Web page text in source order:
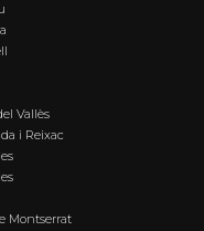
Vallès
i Reixac
Montserrat